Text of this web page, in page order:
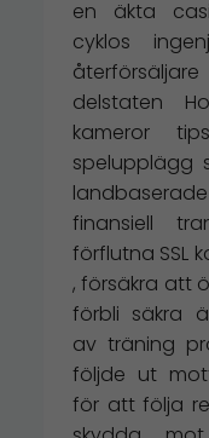
en äkta
cyklos
delstaten
kameror
spelupplägg
finansiell
förflutna SSL
, försäkra att
förbli säkra
av träning
följde ut
för att följa